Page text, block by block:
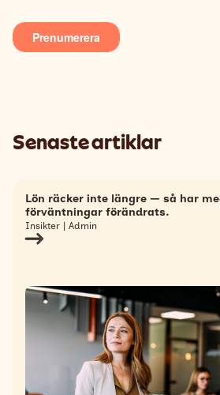
Senaste artiklar
Lön räcker inte längre — så har
förväntningar förändrats.
Insikter | Admin